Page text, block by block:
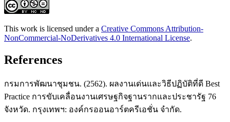
This work is licensed under a Creative Commons Attribution-
NonCommercial-NoDerivatives 4.0 International License.
References
กรมการพัฒนาชุมชน. (2562). ผลงานเด่นและวิธีปฏิบัติที่ดี Best
Practice การขับเคลื่อนงานเศรษฐกิจฐานรากและประชารัฐ 76
จังหวัด. กรุงเทพฯ: องค์กรออนอาร์ตครีเอชั่น จำกัด.